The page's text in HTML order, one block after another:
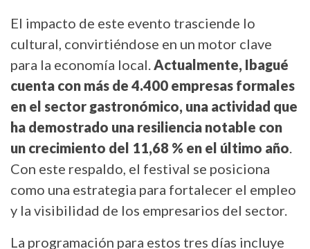
El impacto de este evento trasciende lo
cultural, convirtiéndose en un motor clave
para la economía local.Actualmente, Ibagué
cuenta con más de 4.400 empresas formales
en el sector gastronómico, una actividad que
ha demostrado una resiliencia notable con
un crecimiento del 11,68 % en el último año.
Con este respaldo, el festival se posiciona
como una estrategia para fortalecer el empleo
y la visibilidad de los empresarios del sector.
La programación para estos tres días incluye